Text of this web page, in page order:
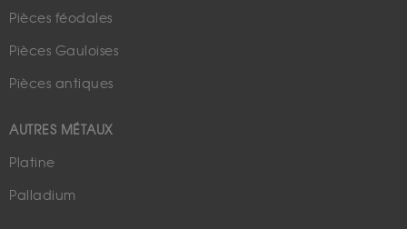
Pièces féodales
Pièces Gauloises
Pièces antiques
AUTRES MÉTAUX
Platine
Palladium